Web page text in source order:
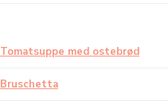
Tomatsuppe med ostebrød
Bruschetta